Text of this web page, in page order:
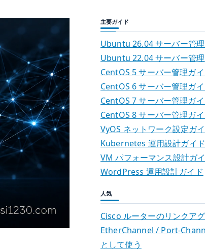
主要ガイド
Ubuntu 26.04 サーバー管
Ubuntu 22.04 サーバー管
CentOS 5 サーバー管理ガ
CentOS 6 サーバー管理ガ
CentOS 7 サーバー管理ガ
CentOS 8 サーバー管理ガ
VyOS ネットワーク設定ガ
Kubernetes 運用設計ガイド
VM パフォーマンス設計ガ
WordPress 運用設計ガイド
人気
Cisco ルーターのリンクア
EtherChannel / Port-
として使う